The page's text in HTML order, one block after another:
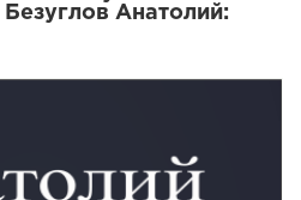
Анатолий: